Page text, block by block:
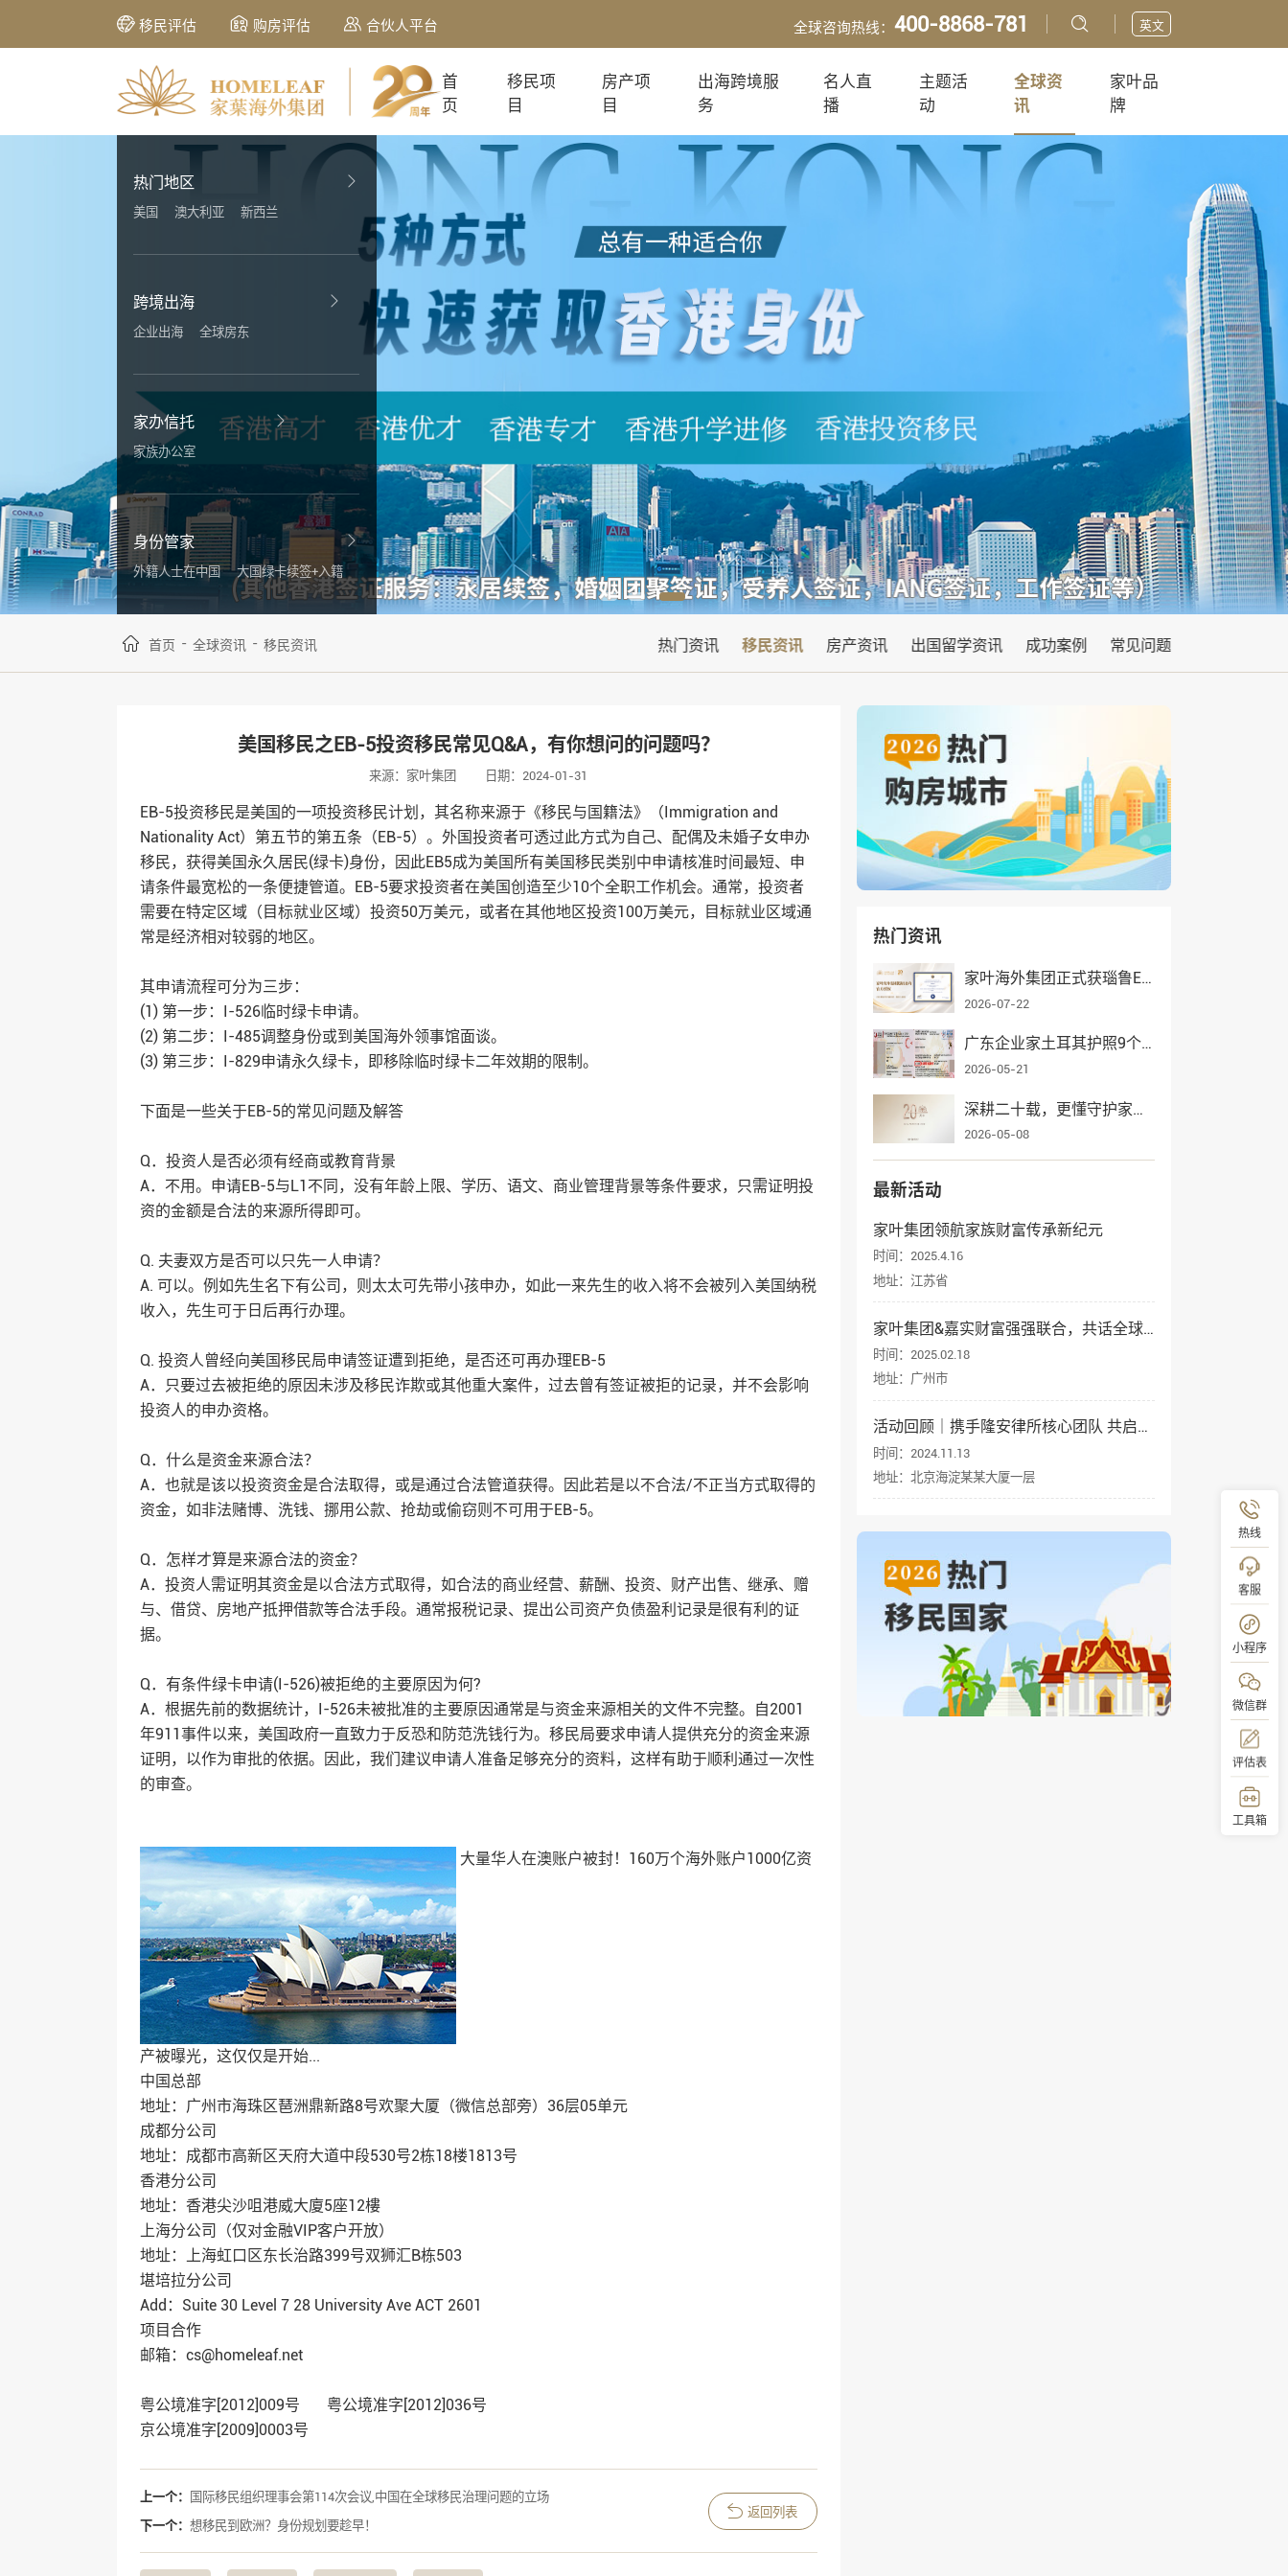
移民评估 购房评估 合伙人平台 全球咨询热线：400-8868-781 英文
首
页
移民项
目
房产项
目
出海跨境服
务
名人直
播
主题活
动
全球资
讯
家叶品
牌
热门地区
美国 澳大利亚 新西兰
跨境出海
企业出海 全球房东
家办信托
家族办公室
身份管家
外籍人士在中国 大国绿卡续签+入籍
热门资讯 移民资讯 房产资讯 出国留学资讯 成功案例 常见问题
首页 - 全球资讯 - 移民资讯
美国移民之EB-5投资移民常见Q&A，有你想问的问题吗？
来源：家叶集团 日期：2024-01-31
EB-5投资移民是美国的一项投资移民计划，其名称来源于《移民与国籍法》（Immigration and
Nationality Act）第五节的第五条（EB-5）。外国投资者可透过此方式为自己、配偶及未婚子女申办
移民，获得美国永久居民(绿卡)身份，因此EB5成为美国所有美国移民类别中申请核准时间最短、申
请条件最宽松的一条便捷管道。EB-5要求投资者在美国创造至少10个全职工作机会。通常，投资者
需要在特定区域（目标就业区域）投资50万美元，或者在其他地区投资100万美元，目标就业区域通
常是经济相对较弱的地区。
其申请流程可分为三步：
(1) 第一步：I-526临时绿卡申请。
(2) 第二步：I-485调整身份或到美国海外领事馆面谈。
(3) 第三步：I-829申请永久绿卡，即移除临时绿卡二年效期的限制。
下面是一些关于EB-5的常见问题及解答
Q．投资人是否必须有经商或教育背景
A．不用。申请EB-5与L1不同，没有年龄上限、学历、语文、商业管理背景等条件要求，只需证明投
资的金额是合法的来源所得即可。
Q. 夫妻双方是否可以只先一人申请？
A. 可以。例如先生名下有公司，则太太可先带小孩申办，如此一来先生的收入将不会被列入美国纳税
收入，先生可于日后再行办理。
Q. 投资人曾经向美国移民局申请签证遭到拒绝，是否还可再办理EB-5
A．只要过去被拒绝的原因未涉及移民诈欺或其他重大案件，过去曾有签证被拒的记录，并不会影响
投资人的申办资格。
Q．什么是资金来源合法？
A．也就是该以投资资金是合法取得，或是通过合法管道获得。因此若是以不合法/不正当方式取得的
资金，如非法赌博、洗钱、挪用公款、抢劫或偷窃则不可用于EB-5。
Q．怎样才算是来源合法的资金？
A．投资人需证明其资金是以合法方式取得，如合法的商业经营、薪酬、投资、财产出售、继承、赠
与、借贷、房地产抵押借款等合法手段。通常报税记录、提出公司资产负债盈利记录是很有利的证
据。
Q．有条件绿卡申请(I-526)被拒绝的主要原因为何?
A．根据先前的数据统计，I-526未被批准的主要原因通常是与资金来源相关的文件不完整。自2001
年911事件以来，美国政府一直致力于反恐和防范洗钱行为。移民局要求申请人提供充分的资金来源
证明，以作为审批的依据。因此，我们建议申请人准备足够充分的资料，这样有助于顺利通过一次性
的审查。
大量华人在澳账户被封！160万个海外账户1000亿资
产被曝光，这仅仅是开始...
中国总部
地址：广州市海珠区琶洲鼎新路8号欢聚大厦（微信总部旁）36层05单元
成都分公司
地址：成都市高新区天府大道中段530号2栋18楼1813号
香港分公司
地址：香港尖沙咀港威大廈5座12樓
上海分公司（仅对金融VIP客户开放）
地址：上海虹口区东长治路399号双狮汇B栋503
堪培拉分公司
Add：Suite 30 Level 7 28 University Ave ACT 2601
项目合作
邮箱：cs@homeleaf.net
粤公境准字[2012]009号 粤公境准字[2012]036号
京公境准字[2009]0003号
上一个： 国际移民组织理事会第114次会议,中国在全球移民治理问题的立场
下一个：想移民到欧洲？身份规划要趁早！
返回列表
热门资讯
家叶海外集团正式获瑙鲁ECRCP项目官方授权，身份规划服务再添权威认证
2026-07-22
广东企业家土耳其护照9个月获批，家叶海外全流程护航一家三口入籍
2026-05-21
深耕二十载，更懂守护家业——家叶海外集团辉煌发展纪实
2026-05-08
最新活动
家叶集团领航家族财富传承新纪元
时间：2025.4.16
地址：江苏省
家叶集团&嘉实财富强强联合，共话全球资产配置与身份规划
时间：2025.02.18
地址：广州市
活动回顾｜携手隆安律所核心团队 共启企业出海新征程
时间：2024.11.13
地址：北京海淀某某大厦一层
热线
客服
小程序
微信群
评估表
工具箱